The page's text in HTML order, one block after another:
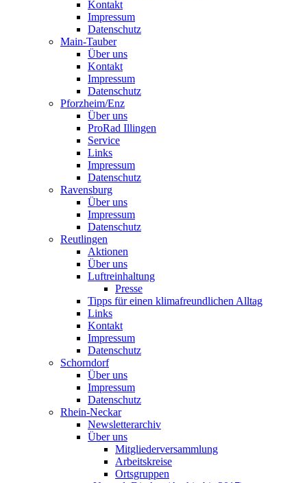
Kontakt
Impressum
Datenschutz
Main-Tauber
Über uns
Kontakt
Impressum
Datenschutz
Pforzheim/Enz
Über uns
ProRad Illingen
Service
Links
Impressum
Datenschutz
Ravensburg
Über uns
Impressum
Datenschutz
Reutlingen
Aktionen
Über uns
Luftreinhaltung
Presse
Tipps für einen klimafreundlichen Alltag
Links
Kontakt
Impressum
Datenschutz
Schorndorf
Über uns
Impressum
Datenschutz
Rhein-Neckar
Newsletterarchiv
Über uns
Mitgliederversammlung
Arbeitskreise
Ortsgruppen